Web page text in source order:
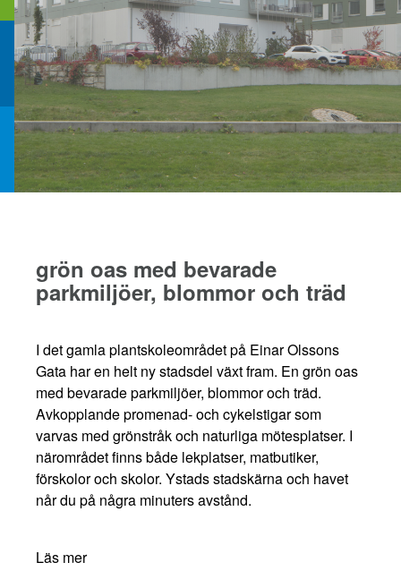
grön oas med bevarade
parkmiljöer, blommor och träd
I det gamla plantskoleområdet på Einar Olssons
Gata har en helt ny stadsdel växt fram. En grön oas
med bevarade parkmiljöer, blommor och träd.
Avkopplande promenad- och cykelstigar som
varvas med grönstråk och naturliga mötesplatser. I
närområdet finns både lekplatser, matbutiker,
förskolor och skolor. Ystads stadskärna och havet
når du på några minuters avstånd.
mer